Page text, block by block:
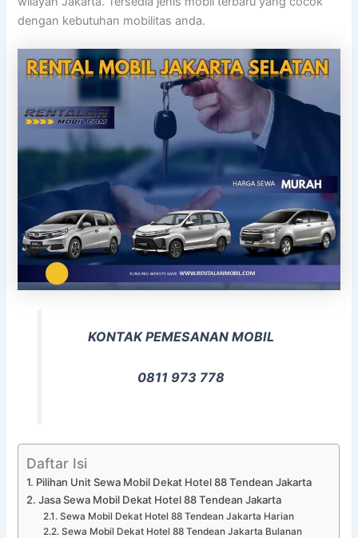
dengan kebutuhan mobilitas anda.
KONTAK PEMESANAN MOBIL
0811 973 778
Daftar Isi
Pilihan Unit Sewa Mobil Dekat Hotel 88 Tendean Jakarta
Jasa Sewa Mobil Dekat Hotel 88 Tendean Jakarta
Sewa Mobil Dekat Hotel 88 Tendean Jakarta Harian
Sewa Mobil Dekat Hotel 88 Tendean Jakarta Bulanan